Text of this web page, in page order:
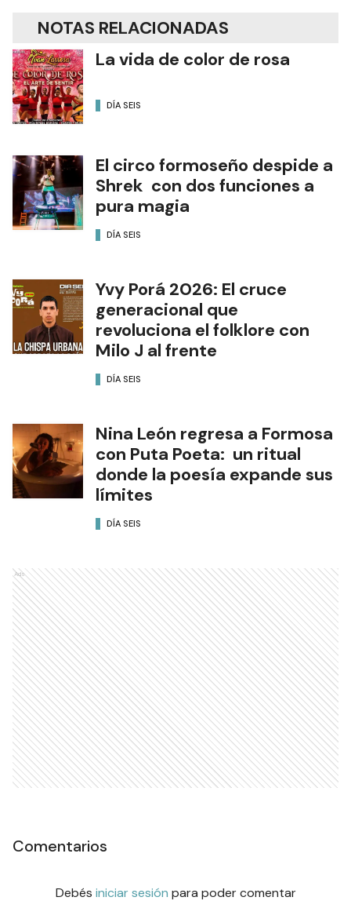
NOTAS RELACIONADAS
La vida de color de rosa
DÍA SEIS
El circo formoseño despide a
Shrek con dos funciones a
pura magia
DÍA SEIS
Yvy Porá 2026: El cruce
generacional que
revoluciona el folklore con
Milo J al frente
DÍA SEIS
Nina León regresa a Formosa
con Puta Poeta: un ritual
donde la poesía expande sus
límites
DÍA SEIS
Ads
Comentarios
Debés iniciar sesión para poder comentar